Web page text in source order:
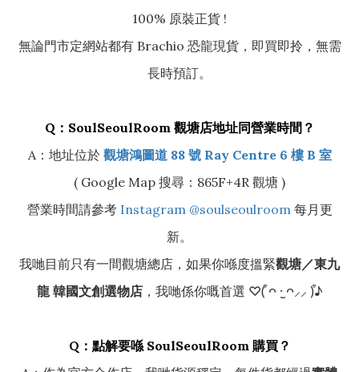
100% 原裝正貨 !
無論門市定網站都有 Brachio 恐龍現貨，即買即拎，無需
長時預訂。
Q：SoulSeoulRoom 觀塘店地址同營業時間？
A：地址位於 觀塘鴻圖道 88 號 Ray Centre 6 樓 B 室
( Google Map 搜尋：865F+4R 觀塘 )
營業時間請參考 Instagram @soulseoulroom 每月更
新。
我哋目前只有一間觀塘總店，如果你喺度搵緊觀塘／東九
龍 韓國文創選物店，我哋係你嘅首選 ♡(͒ ᴖ ·̫ ᴖ⸝⸝ )͒♪
Q：點解要喺 SoulSeoulRoom 購買？